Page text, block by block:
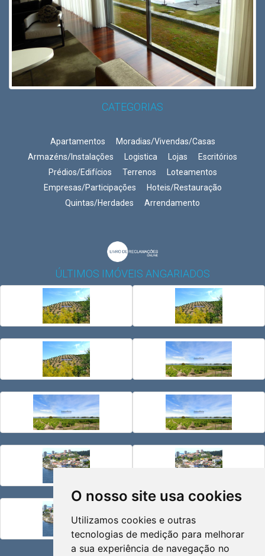
O nosso site usa cookies
Utilizamos cookies e outras
tecnologias de medição para melhorar
a sua experiência de navegação no
CATEGORIAS
Apartamentos
Moradias/Vivendas/Casas
Armazéns/Instalações
Logistica Lojas
Escritórios
Prédios/Edifícios
Terrenos
Loteamentos
Empresas/Participações
Hoteis/Restauração
Quintas/Herdades
Arrendamento
ÚLTIMOS IMÓVEIS ANGARIADOS